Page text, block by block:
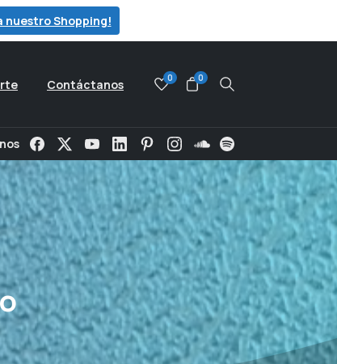
nuestro Shopping!
Contáctanos 0 0
Search